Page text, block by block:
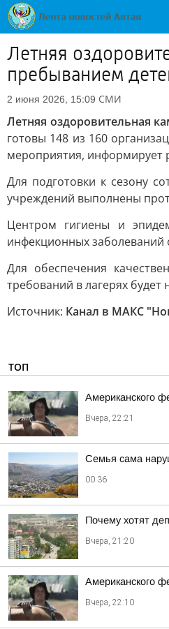
Летняя
пребыванием
2 июня 2026, 15:09 СМИ
Летняя оздоровительная
готовы 148 из 160
мероприятия, информирует
Для подготовки к сезону
учреждений выполнены
Центром гигиены и
инфекционных заболеваний
Для обеспечения
требований в лагерях
Источник: Канал в МАКС
ТОП
Американского
Вчера, 22:21
Семья сама
00:36
Почему хотят
Вчера, 21:20
Американского
Вчера, 22:10